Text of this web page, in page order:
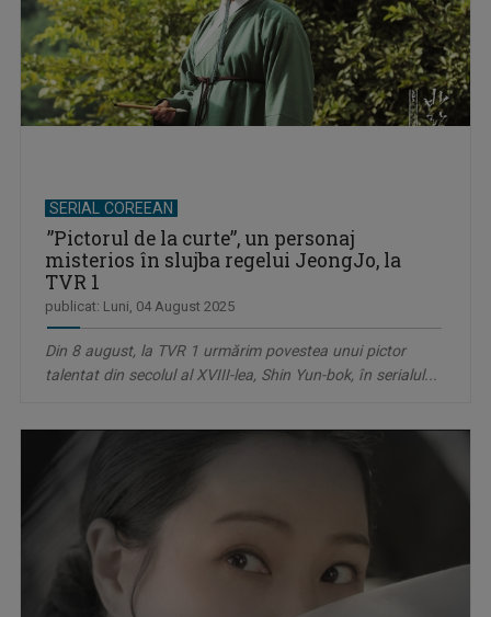
SERIAL COREEAN
”Pictorul de la curte”, un personaj
misterios în slujba regelui JeongJo, la
TVR 1
publicat: Luni, 04 August 2025
Din 8 august, la TVR 1 urmărim povestea unui pictor
talentat din secolul al XVIII-lea, Shin Yun-bok, în serialul...